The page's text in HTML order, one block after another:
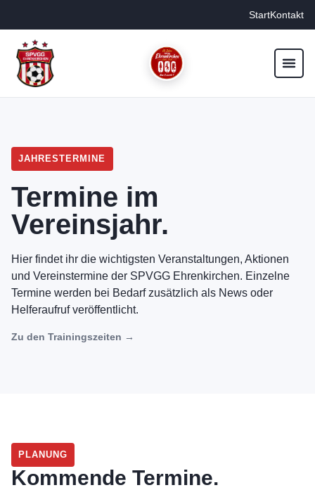
StartKontakt
JAHRESTERMINE
Termine im
Vereinsjahr.
Hier findet ihr die wichtigsten Veranstaltungen, Aktionen
und Vereinstermine der SPVGG Ehrenkirchen. Einzelne
Termine werden bei Bedarf zusätzlich als News oder
Helferaufruf veröffentlicht.
Zu den Trainingszeiten →
PLANUNG
Kommende Termine.